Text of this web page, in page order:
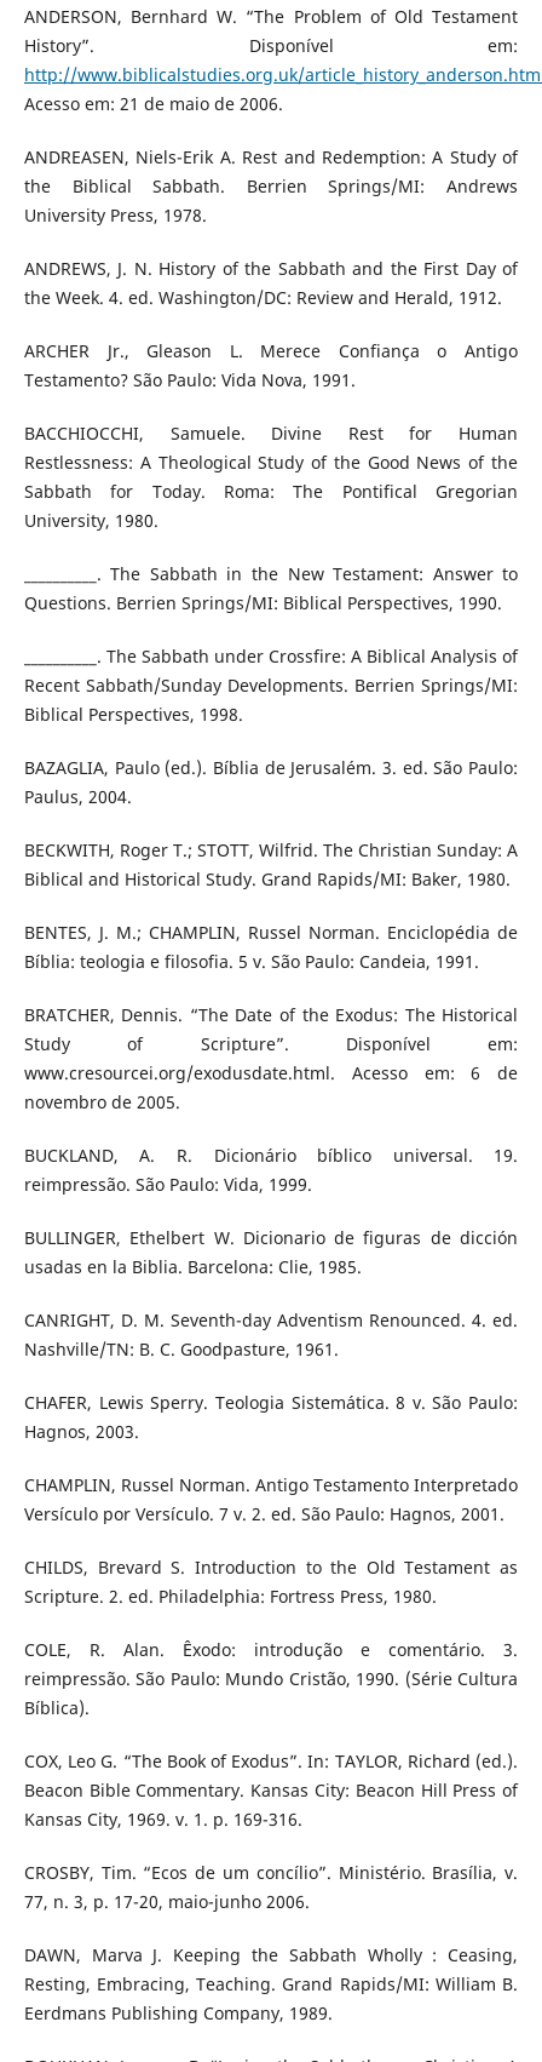
ANDERSON, Bernhard W. “The Problem of Old Testament
History”. Disponível em:
http://www.biblicalstudies.org.uk/
Acesso em: 21 de maio de 2006.
ANDREASEN, Niels-Erik A. Rest and Redemption: A Study of
the Biblical Sabbath. Berrien Springs/MI: Andrews
University Press, 1978.
ANDREWS, J. N. History of the Sabbath and the First Day of
the Week. 4. ed. Washington/DC: Review and Herald, 1912.
ARCHER Jr., Gleason L. Merece Confiança o Antigo
Testamento? São Paulo: Vida Nova, 1991.
BACCHIOCCHI, Samuele. Divine Rest for Human
Restlessness: A Theological Study of the Good News of the
Sabbath for Today. Roma: The Pontifical Gregorian
University, 1980.
__________. The Sabbath in the New Testament: Answer to
Questions. Berrien Springs/MI: Biblical Perspectives, 1990.
__________. The Sabbath under Crossfire: A Biblical Analysis of
Recent Sabbath/Sunday Developments. Berrien Springs/MI:
Biblical Perspectives, 1998.
BAZAGLIA, Paulo (ed.). Bíblia de Jerusalém. 3. ed. São Paulo:
Paulus, 2004.
BECKWITH, Roger T.; STOTT, Wilfrid. The Christian Sunday: A
Biblical and Historical Study. Grand Rapids/MI: Baker, 1980.
BENTES, J. M.; CHAMPLIN, Russel Norman. Enciclopédia de
Bíblia: teologia e filosofia. 5 v. São Paulo: Candeia, 1991.
BRATCHER, Dennis. “The Date of the Exodus: The Historical
Study of Scripture”. Disponível em:
www.cresourcei.org/exodusdate.html. Acesso em: 6 de
novembro de 2005.
BUCKLAND, A. R. Dicionário bíblico universal. 19.
reimpressão. São Paulo: Vida, 1999.
BULLINGER, Ethelbert W. Dicionario de figuras de dicción
usadas en la Biblia. Barcelona: Clie, 1985.
CANRIGHT, D. M. Seventh-day Adventism Renounced. 4. ed.
Nashville/TN: B. C. Goodpasture, 1961.
CHAFER, Lewis Sperry. Teologia Sistemática. 8 v. São Paulo:
Hagnos, 2003.
CHAMPLIN, Russel Norman. Antigo Testamento Interpretado
Versículo por Versículo. 7 v. 2. ed. São Paulo: Hagnos, 2001.
CHILDS, Brevard S. Introduction to the Old Testament as
Scripture. 2. ed. Philadelphia: Fortress Press, 1980.
COLE, R. Alan. Êxodo: introdução e comentário. 3.
reimpressão. São Paulo: Mundo Cristão, 1990. (Série Cultura
Bíblica).
COX, Leo G. “The Book of Exodus”. In: TAYLOR, Richard (ed.).
Beacon Bible Commentary. Kansas City: Beacon Hill Press of
Kansas City, 1969. v. 1. p. 169-316.
CROSBY, Tim. “Ecos de um concílio”. Ministério. Brasília, v.
77, n. 3, p. 17-20, maio-junho 2006.
DAWN, Marva J. Keeping the Sabbath Wholly : Ceasing,
Resting, Embracing, Teaching. Grand Rapids/MI: William B.
Eerdmans Publishing Company, 1989.